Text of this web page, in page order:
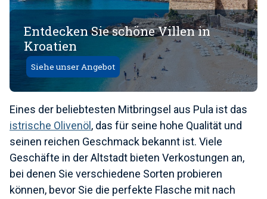
Entdecken Sie schöne Villen in
Kroatien
Siehe unser Angebot
Eines der beliebtesten Mitbringsel aus Pula ist das
istrische Olivenöl, das für seine hohe Qualität und
seinen reichen Geschmack bekannt ist. Viele
Geschäfte in der Altstadt bieten Verkostungen an,
bei denen Sie verschiedene Sorten probieren
können, bevor Sie die perfekte Flasche mit nach